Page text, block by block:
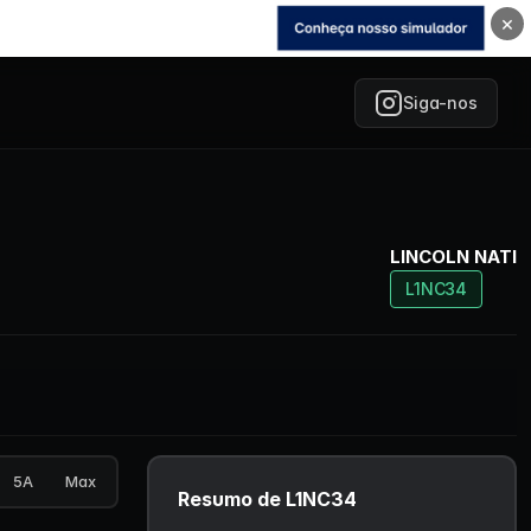
×
Siga-nos
LINCOLN NATI
L1NC34
5A Max
Resumo de L1NC34